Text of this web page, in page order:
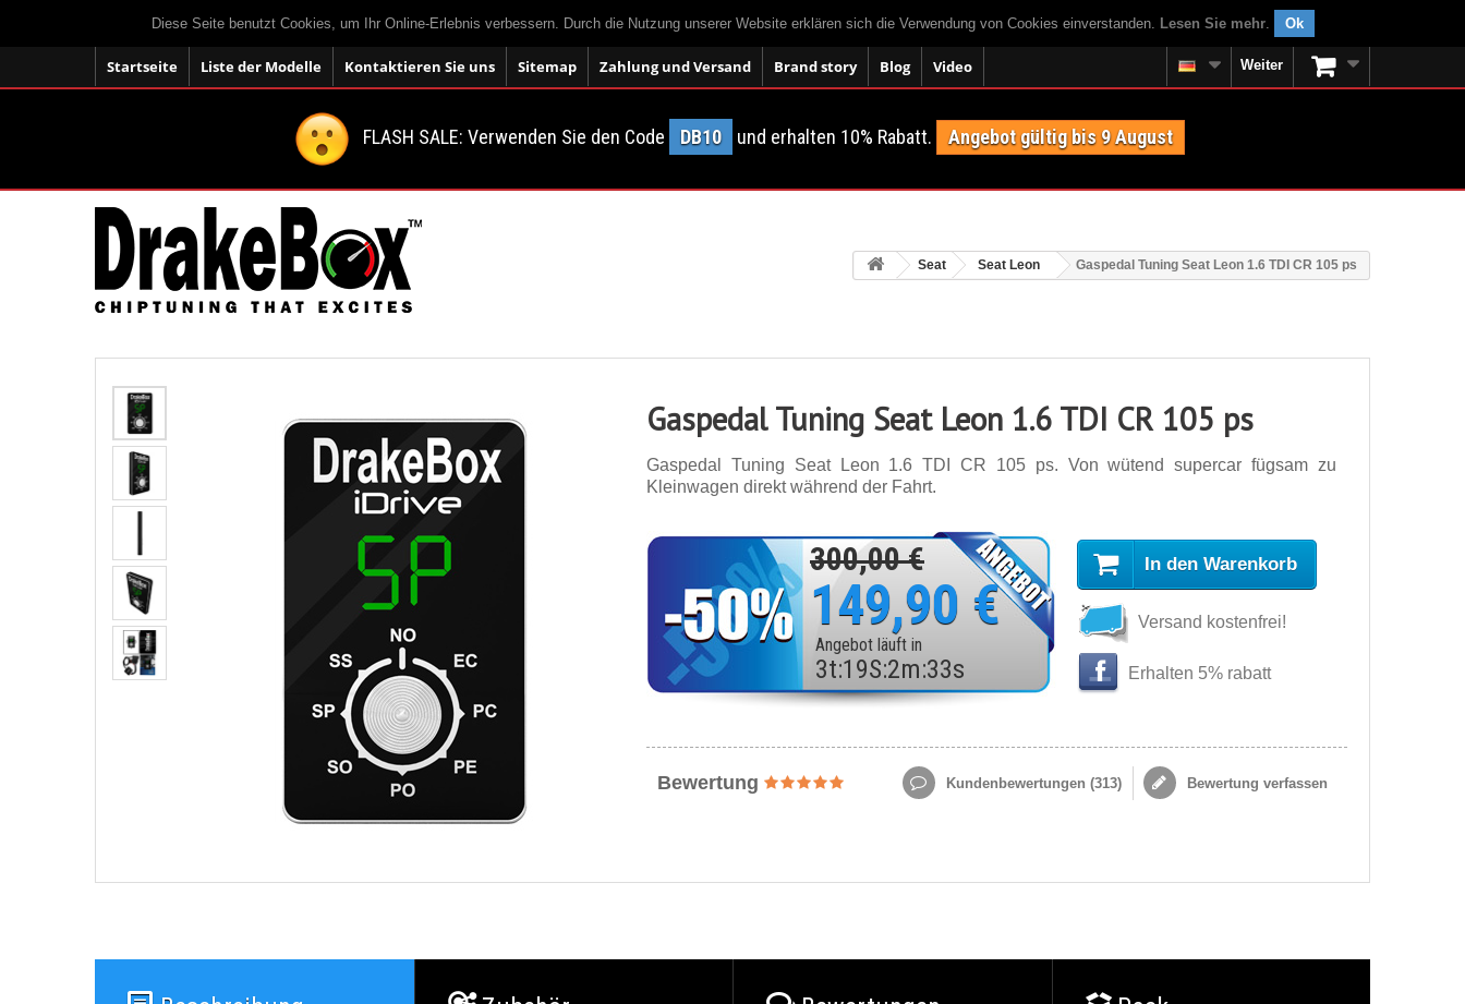
Diese Seite benutzt Cookies, um Ihr Online-Erlebnis verbessern. Durch die Nutzung unserer Website erklären sich die Verwendung von Cookies einverstanden. Lesen Sie mehr. Ok
Startseite Liste der Modelle Kontaktieren Sie uns Sitemap Zahlung und Versand Brand story Blog Video Weiter
FLASH SALE: Verwenden Sie den Code DB10 und erhalten 10% Rabatt. Angebot gültig bis 9 August
Seat Seat Leon Gaspedal Tuning Seat Leon 1.6 TDI CR 105 ps
Gaspedal Tuning Seat Leon 1.6 TDI CR 105 ps
Gaspedal Tuning Seat Leon 1.6 TDI CR 105 ps. Von wütend supercar fügsam zu
Kleinwagen direkt während der Fahrt.
300,00 €
149,90 €
Angebot läuft in
3t:19S:2m:31s
In den Warenkorb
Versand kostenfrei!
Erhalten 5% rabatt
Bewertung Kundenbewertungen (313) Bewertung verfassen